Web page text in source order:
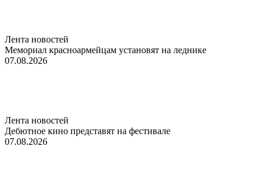
Лента новостей
Мемориал красноармейцам установят на леднике
07.08.2026
Лента новостей
Дебютное кино представят на фестивале
07.08.2026